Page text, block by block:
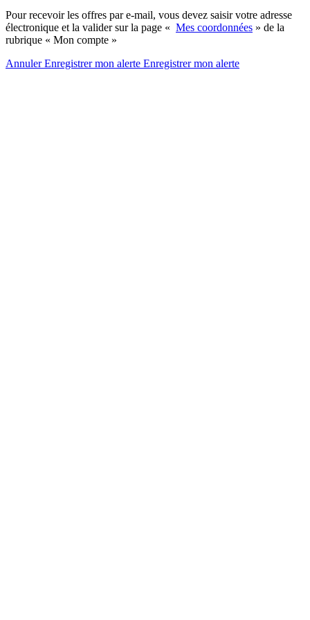
Pour recevoir les offres par e-mail, vous devez saisir votre adresse
électronique et la valider sur la page « Mes coordonnées » de la
rubrique « Mon compte »
AnnulerEnregistrer mon alerte Enregistrermon alerte